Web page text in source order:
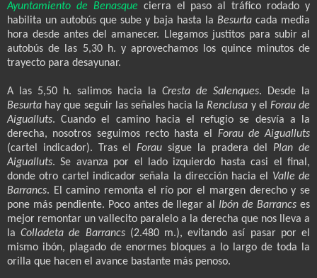
Ayuntamiento de Benasque cierra el paso al tráfico rodado y
habilita un autobús que sube y baja hasta la Besurta cada media
hora desde antes del amanecer. Llegamos justitos para subir al
autobús de las 5,30 h. y aprovechamos los quince minutos de
trayecto para desayunar.
A las 5,50 h. salimos hacia la Cresta de Salenques. Desde la
Besurta hay que seguir las señales hacia la Renclusa y el Forau de
Aigualluts. Cuando el camino hacia el refugio se desvía a la
derecha, nosotros seguimos recto hasta el Forau de Aigualluts
(cartel indicador). Tras elForausigue la pradera del Plan de
Aigualluts. Se avanza por el lado izquierdo hasta casi el final,
donde otro cartel indicador señala la dirección hacia el Valle de
Barrancs. El camino remonta el río por el margen derecho y se
pone más pendiente. Poco antes de llegar al Ibón de Barrancs es
mejor remontar un vallecito paralelo a la derecha que nos lleva a
laColladeta de Barrancs(2.480 m.), evitando así pasar por el
mismo ibón, plagado de enormes bloques a lo largo de toda la
orilla que hacen el avance bastante más penoso.